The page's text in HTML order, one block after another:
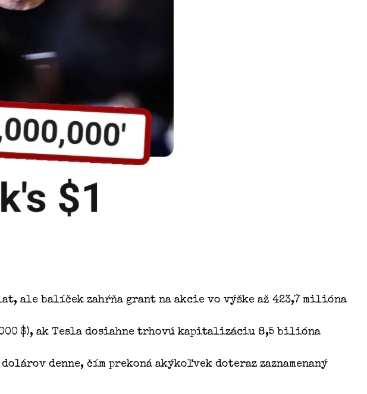
ale balíček zahŕňa grant na akcie vo výške až 423,7 milióna
$), ak Tesla dosiahne trhovú kapitalizáciu 8,5 bilióna
denne, čím prekoná akýkoľvek doteraz zaznamenaný